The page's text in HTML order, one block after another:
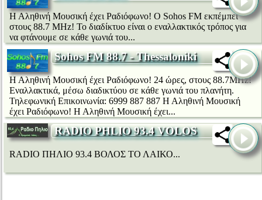
Η Αληθινή Μουσική έχει Ραδιόφωνο! Ο Sohos FM εκπέμπει
στους 88.7 MHz! Το διαδίκτυο είναι ο εναλλακτικός τρόπος για
να φτάνουμε σε κάθε γωνιά του...
Sohos FM 88.7 - Thessaloniki
Η Αληθινή Μουσική έχει Ραδιόφωνο! 24 ώρες, στους 88.7MHz!
Εναλλακτικά, μέσω διαδικτύου σε κάθε γωνιά του πλανήτη.
Τηλεφωνική Επικοινωνία: 6999 887 887 Η Αληθινή Μουσική
έχει Ραδιόφωνο! Η Αληθινή Μουσική έχει...
RADIO PHLIO 93.4 VOLOS
RADIO ΠΗΛΙΟ 93.4 ΒΟΛΟΣ ΤΟ ΛΑΙΚΟ...